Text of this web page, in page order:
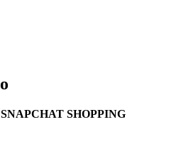
SHOPPING